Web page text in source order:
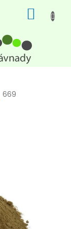
KOŠÍK
669